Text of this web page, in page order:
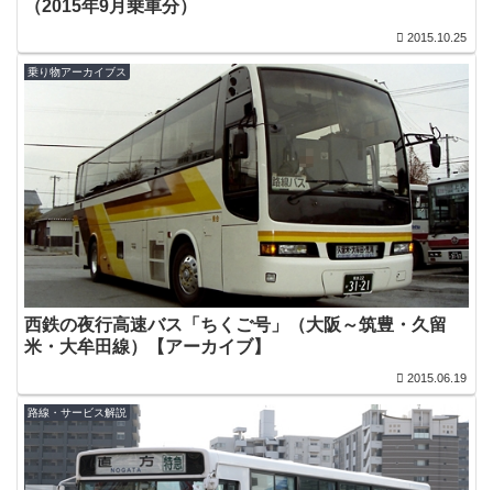
（2015年9月乗車分）
2015.10.25
乗り物アーカイブス
西鉄の夜行高速バス「ちくご号」（大阪～筑豊・久留
米・大牟田線）【アーカイブ】
2015.06.19
路線・サービス解説